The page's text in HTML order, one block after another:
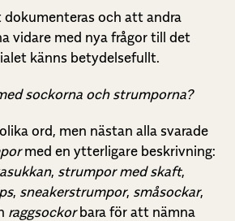
dokumenteras och att andra
vidare med nya frågor till det
känns betydelsefullt.
sockorna och strumporna?
ord, men nästan alla svarade
med en ytterligare beskrivning:
, strumpor med skaft,
, sneakerstrumpor, småsockar,
raggsockorbara för att nämna